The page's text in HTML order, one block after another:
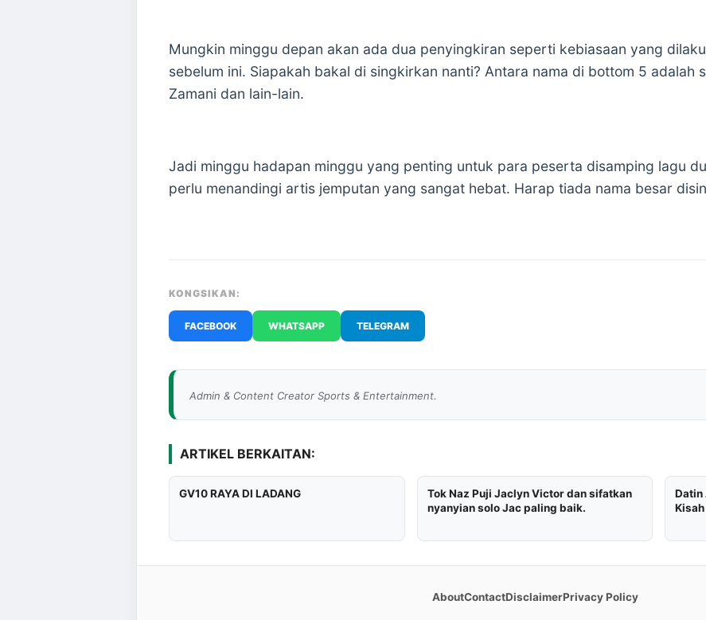
Mungkin minggu depan akan ada dua penyingkiran seperti kebiasaan yang
sebelum ini. Siapakah bakal di singkirkan nanti? Antara nama di bottom 5 adalah
Zamani dan lain-lain.
Jadi minggu hadapan minggu yang penting untuk para peserta disamping lagu
perlu menandingi artis jemputan yang sangat hebat. Harap tiada nama besar
KONGSIKAN:
FACEBOOK WHATSAPP TELEGRAM
Admin & Content Creator Sports & Entertainment.
ARTIKEL BERKAITAN:
GV10 RAYA DI LADANG
Tok Naz Puji Jaclyn Victor dan sifatkan
nyanyian solo Jac paling baik.
Datin
AboutContactDisclaimerPrivacy Policy